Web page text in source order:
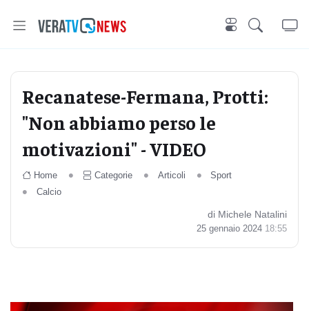
Recanatese-Fermana, Protti:
"Non abbiamo perso le
motivazioni" - VIDEO
Home Categorie Articoli
Sport
Calcio
di Michele Natalini
25 gennaio 2024 18:55